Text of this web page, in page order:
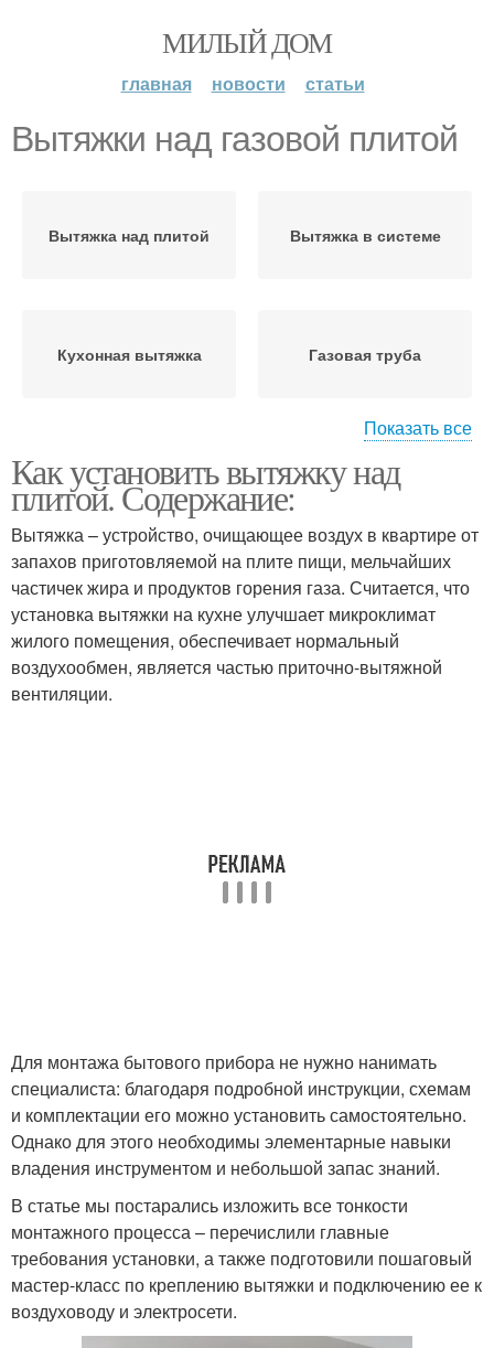
МИЛЫЙ ДОМ
главная новости статьи
Вытяжки над газовой плитой
Вытяжка над плитой Вытяжка в системе
Кухонная вытяжка Газовая труба
Вытяжки в шкафу Вытяжка на кухне
Показать все
Как установить вытяжку над
плитой. Содержание:
Вытяжка – устройство, очищающее воздух в квартире от
запахов приготовляемой на плите пищи, мельчайших
частичек жира и продуктов горения газа. Считается, что
установка вытяжки на кухне улучшает микроклимат
жилого помещения, обеспечивает нормальный
воздухообмен, является частью приточно-вытяжной
вентиляции.
Для монтажа бытового прибора не нужно нанимать
специалиста: благодаря подробной инструкции, схемам
и комплектации его можно установить самостоятельно.
Однако для этого необходимы элементарные навыки
владения инструментом и небольшой запас знаний.
В статье мы постарались изложить все тонкости
монтажного процесса – перечислили главные
требования установки, а также подготовили пошаговый
мастер-класс по креплению вытяжки и подключению ее к
воздуховоду и электросети.